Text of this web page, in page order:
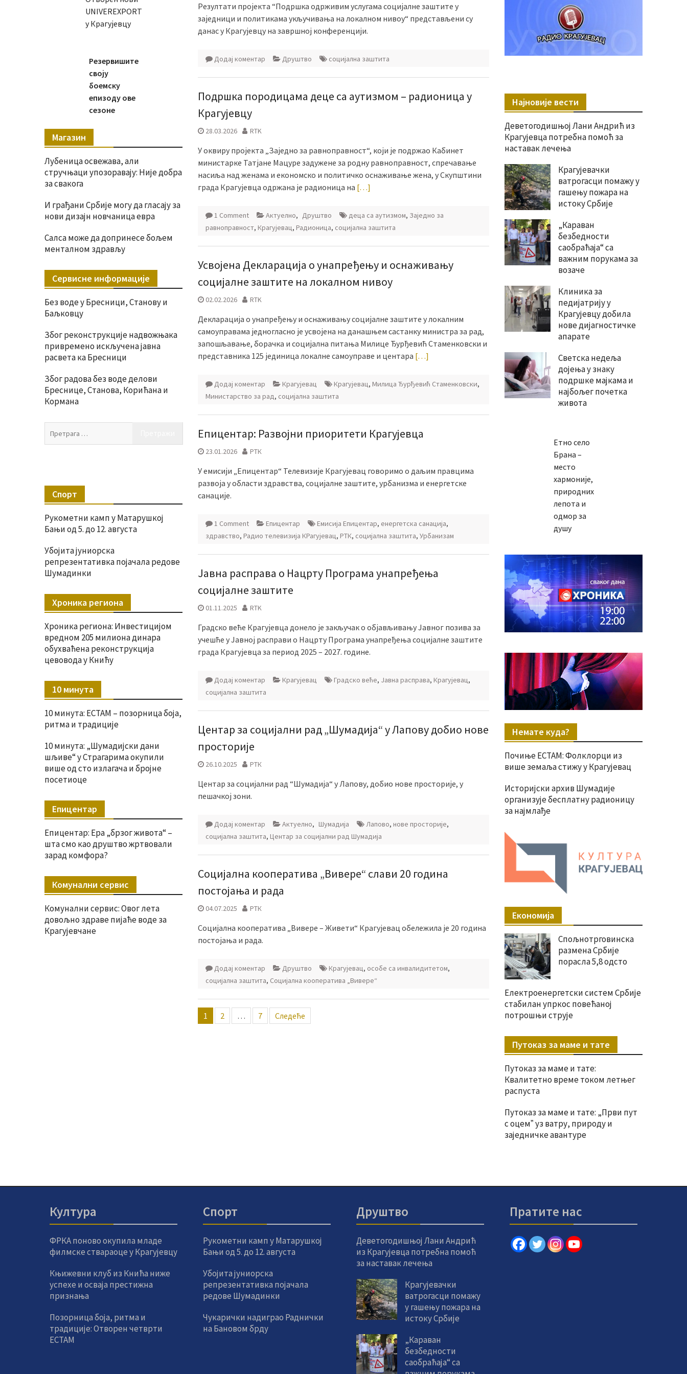
Резултати пројекта “Подршка одрживим услугама социјалне заштите у
заједници и политикама укључивања на локалном нивоу“ представљени су
данас у Крагујевцу на завршној конференцији.
Додај коментар Друштво социјална заштита
Подршка породицама деце са аутизмом – радионица у
Крагујевцу
28.03.2026 RTK
У оквиру пројекта „Заједно за равноправност“, који је подржао Кабинет
министарке Татјане Мацуре задужене за родну равноправност, спречавање
насиља над женама и економско и политичко оснаживање жена, у Скупштини
града Крагујевца одржана је радионица на […]
1 Comment Актуелно, Друштво деца са аутизмом, Заједно за
равноправност, Крагујевац, Радионица, социјална заштита
Усвојена Декларација о унапређењу и оснаживању
социјалне заштите на локалном нивоу
02.02.2026 RTK
Декларација о унапређењу и оснаживању социјалне заштите у локалним
самоуправама једногласно је усвојена на данашњем састанку министра за рад,
запошљавање, борачка и социјална питања Милице Ђурђевић Стаменковски и
представника 125 јединица локалне самоуправе и центара […]
Додај коментар Крагујевац Крагујевац, Милица Ђурђевић Стаменковски,
Министарство за рад, социјална заштита
Епицентар: Развојни приоритети Крагујевца
23.01.2026 РТК
У емисији „Епицентар“ Телевизије Крагујевац говоримо о даљим правцима
развоја у области здравства, социјалне заштите, урбанизма и енергетске
санације.
1 Comment Епицентар Емисија Епицентар, енергетска санација,
здравство, Радио телевизија КРагујевац, РТК, социјална заштита, Урбанизам
Јавна расправа о Нацрту Програма унапређења
социјалне заштите
01.11.2025 RTK
Градско веће Крагујевца донело је закључак о објављивању Јавног позива за
учешће у Јавној расправи о Нацрту Програма унапређења социјалне заштите
града Крагујевца за период 2025 – 2027. године.
Додај коментар Крагујевац Градско веће, Јавна расправа, Крагујевац,
социјална заштита
Центар за социјални рад „Шумадија“ у Лапову добио нове
просторије
26.10.2025 РТК
Центар за социјални рад “Шумадија“ у Лапову, добио нове просторије, у
пешачкој зони.
Додај коментар Актуелно, Шумадија Лапово, нове просторије,
социјална заштита, Центар за социјални рад Шумадија
Социјална кооператива „Вивере“ слави 20 година
постојања и рада
04.07.2025 РТК
Социјална кооператива „Вивере – Живети“ Крагујевац обележила је 20 година
постојања и рада.
Додај коментар Друштво Крагујевац, особе са инвалидитетом,
социјална заштита, Социјална кооператива „Вивере“
Пагинација
чланака
1 2 … 7 Следеће
Најновије вести
Деветогодишњој Лани Андрић из
Крагујевца потребна помоћ за
наставак лечења
Крагујевачки
ватрогасци помажу у
гашењу пожара на
истоку Србије
„Караван
безбедности
саобраћаја“ са
важним порукама за
возаче
Клиника за
педијатрију у
Крагујевцу добила
нове дијагностичке
апарате
Светска недеља
дојења у знаку
подршке мајкама и
најбољег почетка
живота
Етно село
Брана –
место
хармоније,
природних
лепота и
одмор за
душу
Немате куда?
Почиње ЕСТАМ: Фолклорци из
више земаља стижу у Крагујевац
Историјски архив Шумадије
организује бесплатну радионицу
за најмлађе
Економија
Спољнотрговинска
размена Србије
порасла 5,8 одсто
Електроенергетски систем Србије
стабилан упркос повећаној
потрошњи струје
Путоказ за маме и тате
Путоказ за маме и тате:
Квалитетно време током летњег
распуста
Путоказ за маме и тате: „Први пут
с оцемˮ уз ватру, природу и
заједничке авантуре
UNIVEREXPORT
у Крагујевцу
Резервишите
своју
боемску
епизоду ове
сезоне
Магазин
Лубеница освежава, али
стручњаци упозоравају: Није добра
за свакога
И грађани Србије могу да гласају за
нови дизајн новчаница евра
Салса може да допринесе бољем
менталном здрављу
Сервисне информације
Без воде у Бресници, Станову и
Баљковцу
Због реконструкције надвожњака
привремено искључена јавна
расвета ка Бресници
Због радова без воде делови
Бреснице, Станова, Корићана и
Кормана
Претрага
Спорт
Рукометни камп у Матарушкој
Бањи од 5. до 12. августа
Убојита јуниорска
репрезентативка појачала редове
Шумадинки
Хроника региона
Хроника региона: Инвестицијом
вредном 205 милиона динара
обухваћена реконструкција
цевовода у Книћу
10 минута
10 минута: ЕСТАМ – позорница боја,
ритма и традиције
10 минута: „Шумадијски дани
шљиве“ у Страгарима окупили
више од сто излагача и бројне
посетиоце
Епицентар
Епицентар: Ера „брзог живота“ –
шта смо као друштво жртвовали
зарад комфора?
Комунални сервис
Комунални сервис: Овог лета
довољно здраве пијаће воде за
Крагујевчане
Култура
ФРКА поново окупила младе
филмске ствараоце у Крагујевцу
Књижевни клуб из Кнића ниже
успехе и осваја престижна
признања
Позорница боја, ритма и
традиције: Отворен четврти
ЕСТАМ
Спорт
Рукометни камп у Матарушкој
Бањи од 5. до 12. августа
Убојита јуниорска
репрезентативка појачала
редове Шумадинки
Чукарички надиграо Раднички
на Бановом брду
Друштво
Деветогодишњој Лани Андрић
из Крагујевца потребна помоћ
за наставак лечења
Крагујевачки
ватрогасци помажу
у гашењу пожара на
истоку Србије
„Караван
безбедности
саобраћаја“ са
Пратите нас